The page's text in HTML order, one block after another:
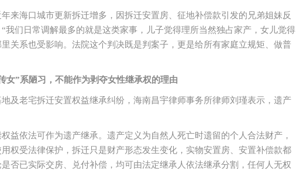
来海口城市更新拆迁增多，因拆迁安置房、征地补偿款引发的兄弟姐妹反
我们日常调解最多的就是这类家事，儿子觉得理所当然独占家产，女儿觉得
关系也受影响。法院这个判决既是判案子，更是给所有家庭立规矩、做普
女”系陋习，不能作为剥夺女性继承权的理由
及老宅拆迁安置权益继承纠纷，海南昌宇律师事务所律师刘瑾表示，遗产
益依法可作为遗产继承。遗产定义为自然人死亡时遗留的个人合法财产，
权受法律保护，拆迁只是财产形态发生变化，实物安置房、安置补偿款都
否已实际交房、兑付补偿，均可由法定继承人依法继承分割，任何人无权